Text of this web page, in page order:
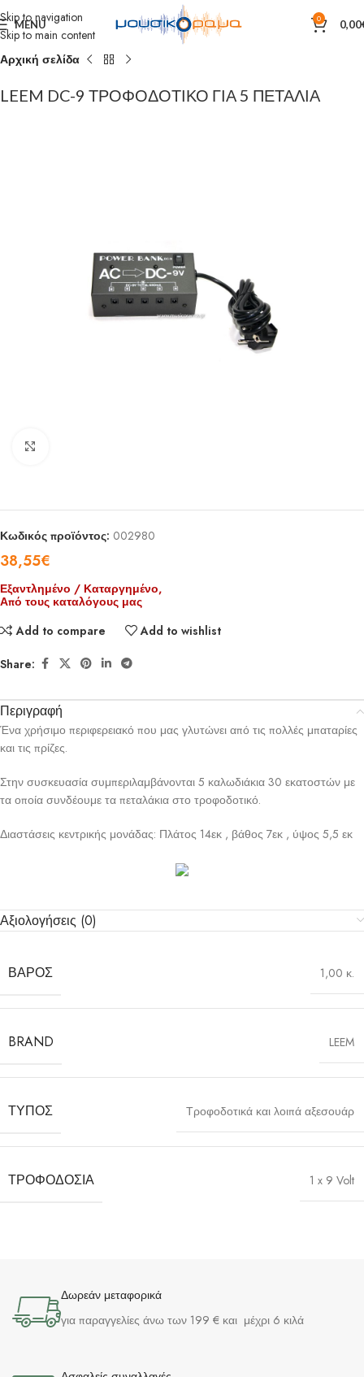
Skip to navigation
Skip to main content
MENU 0 0,00
Αρχική σελίδα
LEEM DC-9 ΤΡΟΦΟΔΟΤΙΚΟ ΓΙΑ 5 ΠΕΤΑΛΙΑ
Κωδικός προϊόντος: 002980
38,55€
Εξαντλημένο / Καταργημένο,
Από τους καταλόγους μας
Add to compare
Add to wishlist
Share:
Περιγραφή
Ένα χρήσιμο περιφερειακό που μας γλυτώνει από τις πολλές μπαταρίες
και τις πρίζες.
Στην συσκευασία συμπεριλαμβάνονται 5 καλωδιάκια 30 εκατοστών με
τα οποία συνδέουμε τα πεταλάκια στο τροφοδοτικό.
Διαστάσεις κεντρικής μονάδας: Πλάτος 14εκ , βάθος 7εκ , ύψος 5,5 εκ
Αξιολογήσεις (0)
ΒΆΡΟΣ 1,00 κ.
BRAND LEEM
ΤΎΠΟΣ Τροφοδοτικά και λοιπά αξεσουάρ
ΤΡΟΦΟΔΟΣΊΑ 1 x 9 Volt
Δωρεάν μεταφορικά
για παραγγελίες άνω των 199 € και μέχρι 6 κιλά